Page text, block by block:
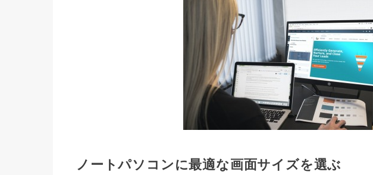
ノートパソコンに最適な画面サイズを選ぶ